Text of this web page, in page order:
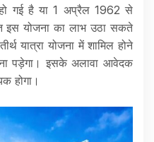
गई है या 1 अप्रैल 1962 से
इस योजना का लाभ उठा सकते
यात्रा योजना में शामिल होने
पड़ेगा। इसके अलावा आवेदक
होगा।